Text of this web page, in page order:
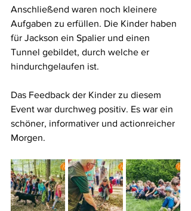
Anschließend waren noch kleinere
Aufgaben zu erfüllen. Die Kinder haben
für Jackson ein Spalier und einen
Tunnel gebildet, durch welche er
hindurchgelaufen ist.
Das Feedback der Kinder zu diesem
Event war durchweg positiv. Es war ein
schöner, informativer und actionreicher
Morgen.